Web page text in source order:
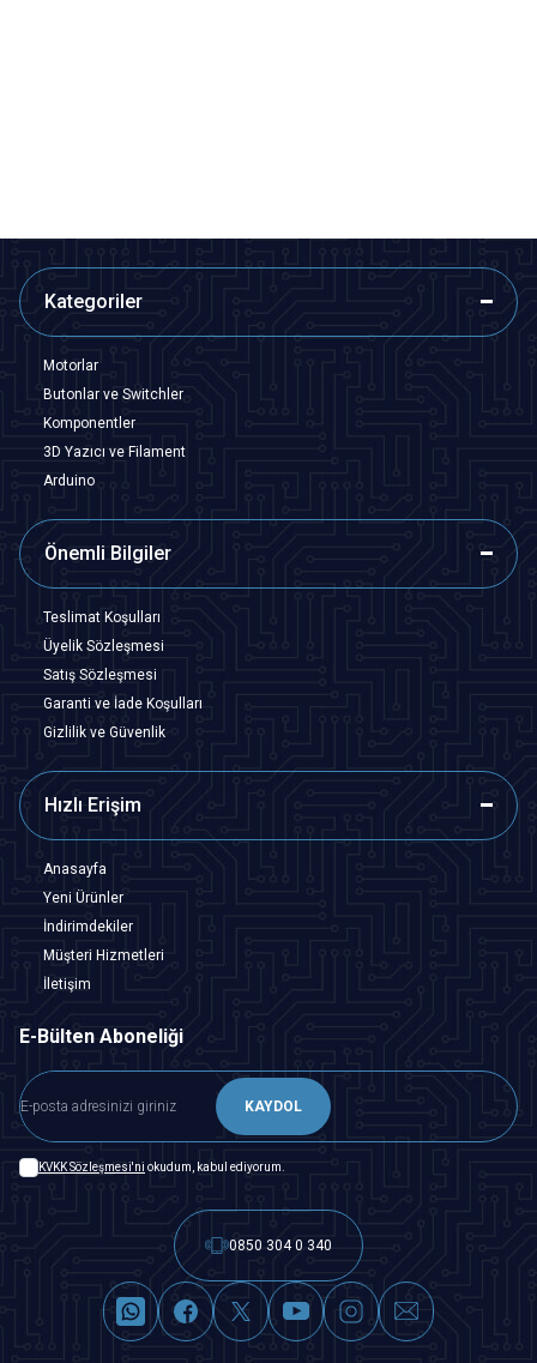
Kategoriler
Motorlar
Butonlar ve Switchler
Komponentler
3D Yazıcı ve Filament
Arduino
Önemli Bilgiler
Teslimat Koşulları
Üyelik Sözleşmesi
Satış Sözleşmesi
Garanti ve İade Koşulları
Gizlilik ve Güvenlik
Hızlı Erişim
Anasayfa
Yeni Ürünler
İndirimdekiler
Müşteri Hizmetleri
İletişim
E-Bülten Aboneliği
KAYDOL
KVKK Sözleşmesi'ni okudum, kabul ediyorum.
0850 304 0 340